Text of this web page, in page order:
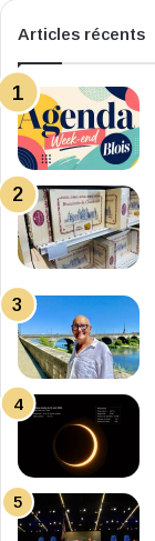
Articles récents